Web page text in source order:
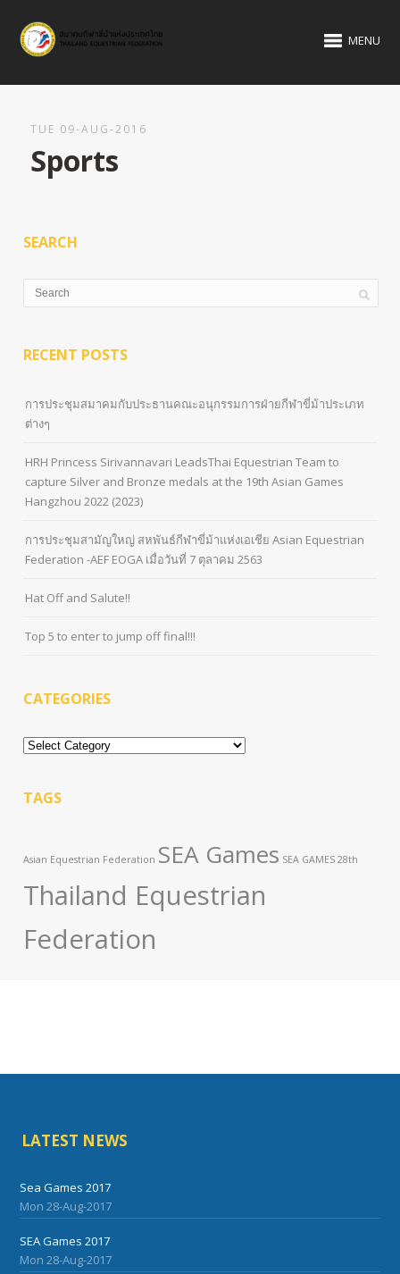
MENU
TUE 09-AUG-2016
Sports
SEARCH
RECENT POSTS
การประชุมสมาคมกับประธานคณะอนุกรรมการฝ่ายกีฬาขี่ม้าประเภท
ต่างๆ
HRH Princess Sirivannavari LeadsThai Equestrian Team to
capture Silver and Bronze medals at the 19th Asian Games
Hangzhou 2022 (2023)
การประชุมสามัญใหญ่ สหพันธ์กีฬาขี่ม้าแห่งเอเชีย Asian Equestrian
Federation -AEF EOGA เมื่อวันที่ 7 ตุลาคม 2563
Hat Off and Salute!!
Top 5 to enter to jump off final!!!
CATEGORIES
Categories
TAGS
Asian Equestrian Federation SEA Games SEA GAMES 28th
Thailand Equestrian
Federation
LATEST NEWS
Sea Games 2017
Mon 28-Aug-2017
SEA Games 2017
Mon 28-Aug-2017